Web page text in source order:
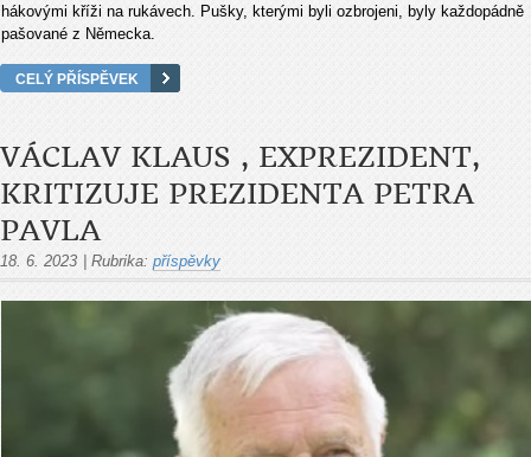
hákovými kříži na rukávech. Pušky, kterými byli ozbrojeni, byly každopádně
pašované z Německa.
CELÝ PŘÍSPĚVEK
VÁCLAV KLAUS , EXPREZIDENT,
KRITIZUJE PREZIDENTA PETRA
PAVLA
18. 6. 2023 | Rubrika: příspěvky